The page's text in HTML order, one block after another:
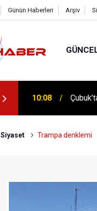
Günün Haberleri Arşiv
12:06
Siyaset Trampa denklemi